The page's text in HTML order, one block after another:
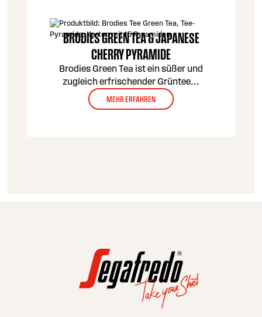
BRODIES GREEN TEA & JAPANESE
CHERRY PYRAMIDE
Brodies Green Tea ist ein süßer und
zugleich erfrischender Grüntee...
MEHR ERFAHREN